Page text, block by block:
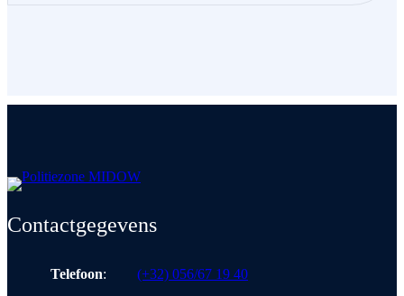
Contactgegevens
Telefoon:
(+32) 056/67 19 40